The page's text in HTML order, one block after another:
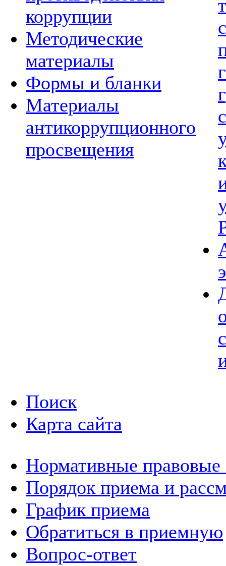
коррупции
Методические
материалы
Формы и бланки
Материалы
антикоррупционного
просвещения
Поиск
Карта сайта
Нормативные правовые
Порядок приема и
График приема
Обратиться в приемную
Вопрос-ответ